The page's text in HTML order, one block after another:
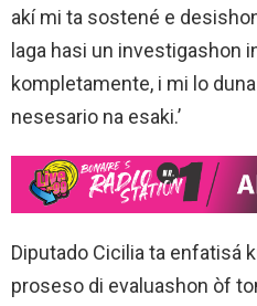
akí mi ta sostené e
laga hasi un investigashon
kompletamente, i mi lo
nesesario na esaki.’
Diputado Cicilia ta enfatisá
proseso di evaluashon òf